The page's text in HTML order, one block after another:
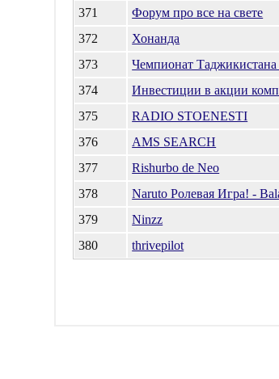
371
Форум про все на свете
372
Хонанда
373
Чемпионат
374
Инвестиции в акции
375
RADIO STOENESTI
376
AMS SEARCH
377
Rishurbo de Neo
378
Naruto Ролевая Игра! -
379
Ninzz
380
thrivepilot